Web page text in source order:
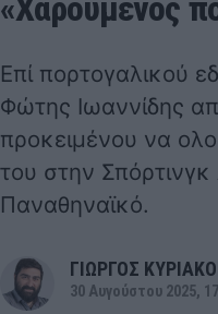
«Χαρούμενος
Επί πορτογαλικού
Φώτης Ιωαννίδης
προκειμένου να
του στην
Παναθηναϊκό.
ΓΙΩΡΓΟΣ
30 Αυγούστου 2025,